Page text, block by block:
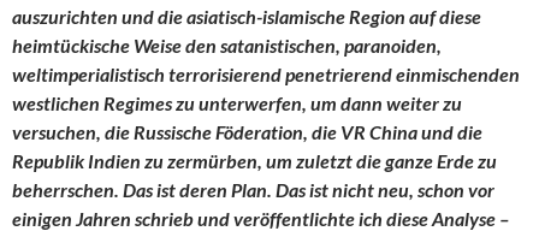
auszurichten und die asiatisch-islamische Region auf diese
heimtückische Weise den satanistischen, paranoiden,
weltimperialistisch terrorisierend penetrierend einmischenden
westlichen Regimes zu unterwerfen, um dann weiter zu
versuchen, die Russische Föderation, die VR China und die
Republik Indien zu zermürben, um zuletzt die ganze Erde zu
beherrschen. Das ist deren Plan. Das ist nicht neu, schon vor
einigen Jahren schrieb und veröffentlichte ich diese Analyse –